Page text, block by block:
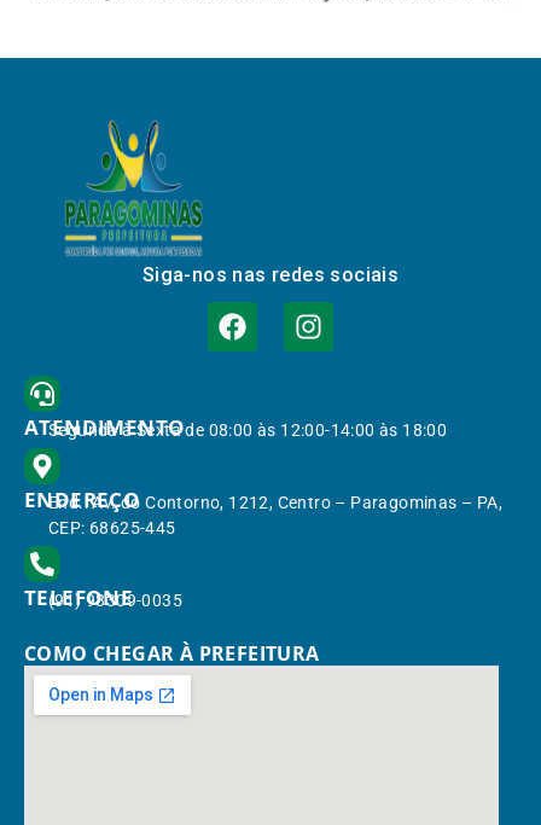
Siga-nos nas redes sociais
ATENDIMENTO
Segunda à Sexta de 08:00 às 12:00-14:00 às 18:00
ENDEREÇO
End.: Av. do Contorno, 1212, Centro – Paragominas – PA,
CEP: 68625-445
TELEFONE
(91) 98309-0035
COMO CHEGAR À PREFEITURA